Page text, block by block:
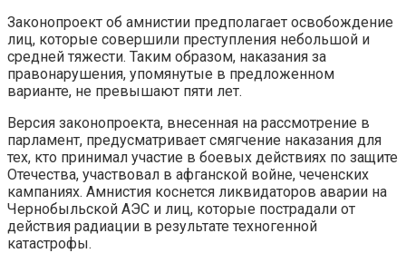
Законопроект об амнистии предполагает освобождение
лиц, которые совершили преступления небольшой и
средней тяжести. Таким образом, наказания за
правонарушения, упомянутые в предложенном
варианте, не превышают пяти лет.
Версия законопроекта, внесенная на рассмотрение в
парламент, предусматривает смягчение наказания для
тех, кто принимал участие в боевых действиях по защите
Отечества, участвовал в афганской войне, чеченских
кампаниях. Амнистия коснется ликвидаторов аварии на
Чернобыльской АЭС и лиц, которые пострадали от
действия радиации в результате техногенной
катастрофы.